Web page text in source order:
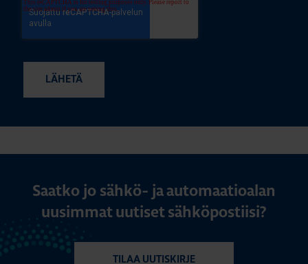
Saatko jo sähkö- ja automaatioalan
uusimmat uutiset sähköpostiisi?
TILAA UUTISKIRJE